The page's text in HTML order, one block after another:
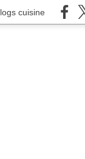
cuisine